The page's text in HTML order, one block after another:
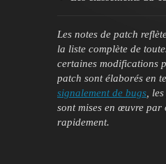
Les notes de patch
la liste complète de
certaines modifications
patch sont élaborés en
signalement de bugs,
sont mises en œuvre
rapidement.